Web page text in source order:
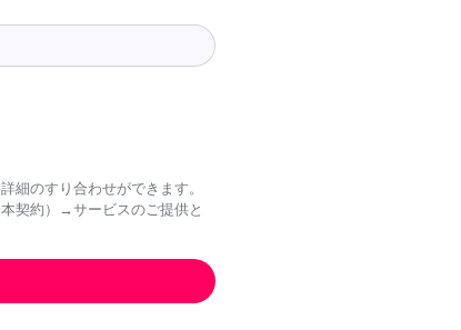
細のすり合わせができます。
契約）→サービスのご提供と